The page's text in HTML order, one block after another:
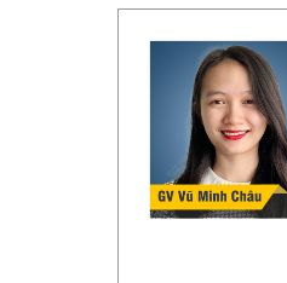
Học online lớp 2
2K6! Lộ Trình
Hot! Lễ hội
Khuyến Mãi
Đồng giá khóa
Khai giảng các
Luyện thi vào